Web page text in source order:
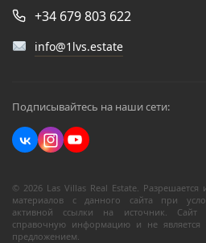
+34 679 803 622
info@1lvs.estate
Подписывайтесь на наши сети:
© 2026 Las Villas Real Estate. Разрешается
материалов с данного сайта при
активной ссылки на источник. Сайт
справочную информацию и не является
предложением.